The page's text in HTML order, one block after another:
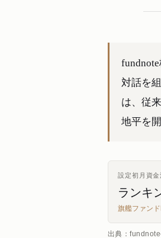
対話を
は、従
地平を
設定初月資金
ランキ
旗艦ファン
出典：